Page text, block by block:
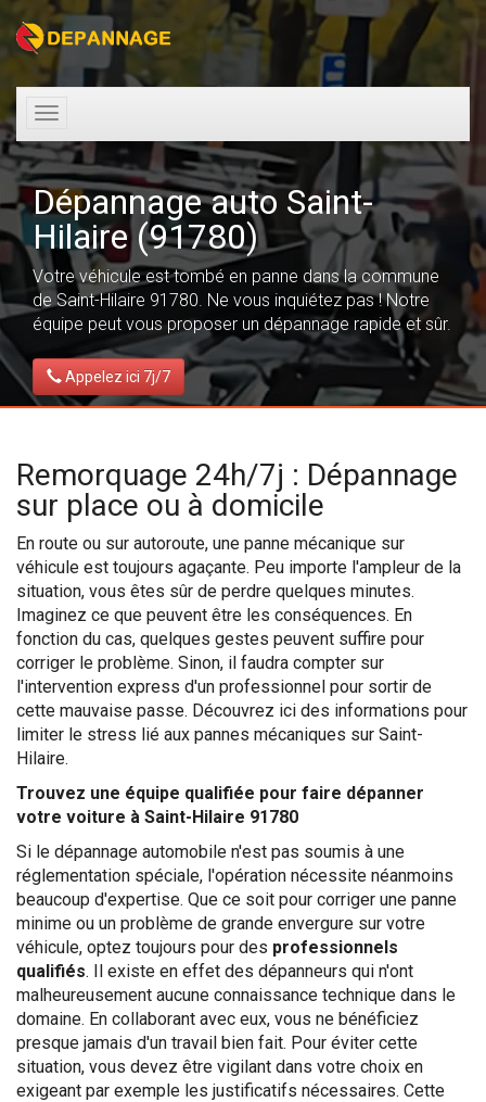
Toggle
navigation
Dépannage auto Saint-
Hilaire (91780)
Votre véhicule est tombé en panne dans la commune
de Saint-Hilaire 91780. Ne vous inquiétez pas ! Notre
équipe peut vous proposer un dépannage rapide et sûr.
Appelez ici 7j/7
Remorquage 24h/7j : Dépannage
sur place ou à domicile
En route ou sur autoroute, une panne mécanique sur
véhicule est toujours agaçante. Peu importe l'ampleur de la
situation, vous êtes sûr de perdre quelques minutes.
Imaginez ce que peuvent être les conséquences. En
fonction du cas, quelques gestes peuvent suffire pour
corriger le problème. Sinon, il faudra compter sur
l'intervention express d'un professionnel pour sortir de
cette mauvaise passe. Découvrez ici des informations pour
limiter le stress lié aux pannes mécaniques sur Saint-
Hilaire.
Trouvez une équipe qualifiée pour faire dépanner
votre voiture à Saint-Hilaire 91780
Si le dépannage automobile n'est pas soumis à une
réglementation spéciale, l'opération nécessite néanmoins
beaucoup d'expertise. Que ce soit pour corriger une panne
minime ou un problème de grande envergure sur votre
véhicule, optez toujours pour des professionnels
qualifiés. Il existe en effet des dépanneurs qui n'ont
malheureusement aucune connaissance technique dans le
domaine. En collaborant avec eux, vous ne bénéficiez
presque jamais d'un travail bien fait. Pour éviter cette
situation, vous devez être vigilant dans votre choix en
exigeant par exemple les justificatifs nécessaires. Cette